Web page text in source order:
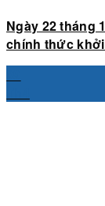
Ngày 22 tháng
chính thức